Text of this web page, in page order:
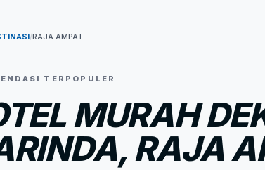
/RAJA AMPAT
TERPOPULER
MURAH
RAJA